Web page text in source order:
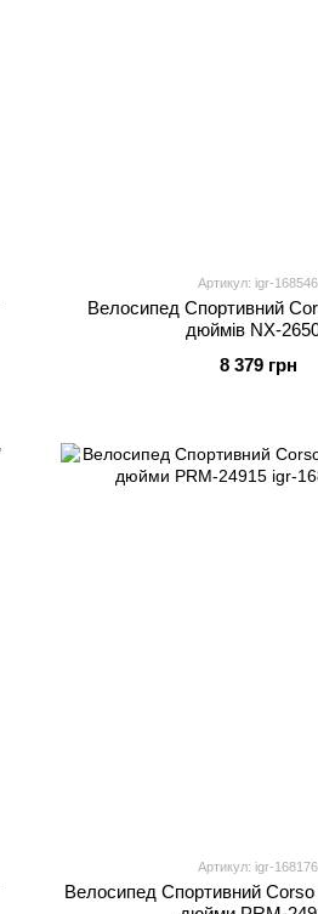
Артикул: igr-168546
Велосипед Спортивний
дюймів NX-
8 379 грн
Артикул: igr-168176
Велосипед Спортивний